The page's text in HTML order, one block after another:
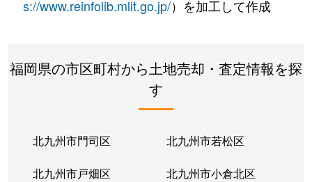
s://www.reinfolib.mlit.go.jp/）を加工して作成
福岡県の市区町村から土地売却・査定情報を探
す
北九州市門司区 北九州市若松区
北九州市戸畑区 北九州市小倉北区